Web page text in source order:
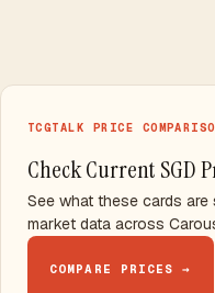
TCGTALK PRICE
Check Current SGD
See what these cards
market data across
COMPARE PRICES →